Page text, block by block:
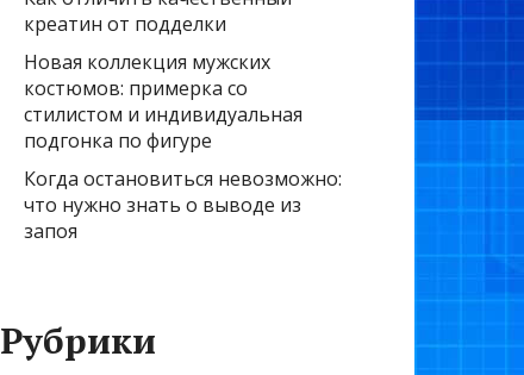
креатин от подделки
Новая коллекция мужских
костюмов: примерка со
стилистом и индивидуальная
подгонка по фигуре
Когда остановиться невозможно:
что нужно знать о выводе из
запоя
Рубрики